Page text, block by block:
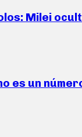
Milei
es un